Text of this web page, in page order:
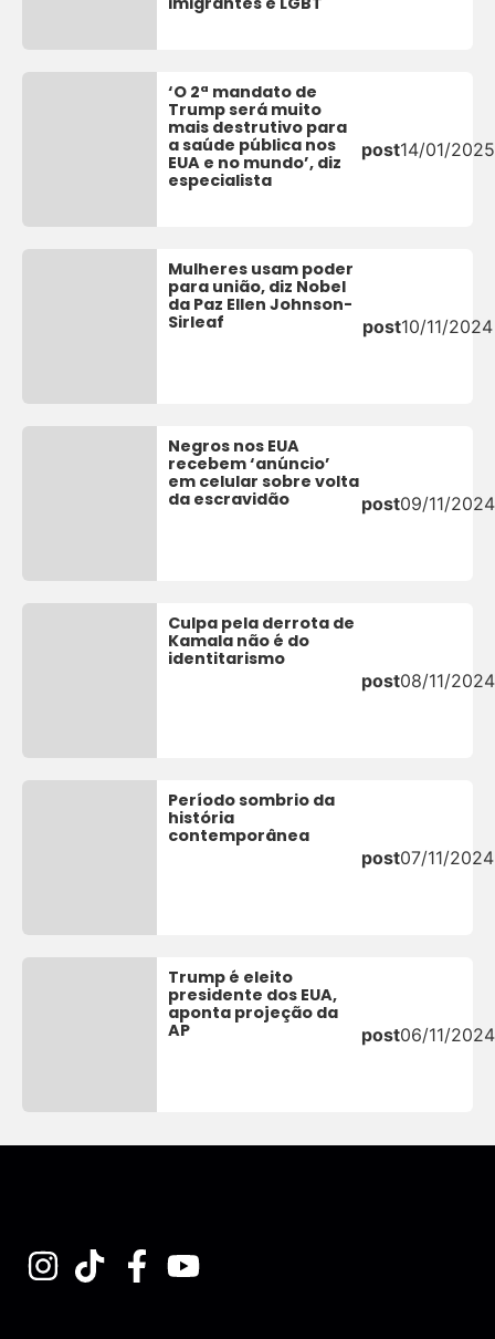
‘O 2ª mandato de
Trump será muito
mais destrutivo para
a saúde pública nos
EUA e no mundo’, diz
especialista
post14/01/2025
Mulheres usam poder
para união, diz Nobel
da Paz Ellen Johnson-
Sirleaf
post10/11/2024
Negros nos EUA
recebem ‘anúncio’
em celular sobre volta
da escravidão
post09/11/2024
Culpa pela derrota de
Kamala não é do
identitarismo
post08/11/2024
Período sombrio da
história
contemporânea
post07/11/2024
Trump é eleito
presidente dos EUA,
aponta projeção da
AP
post06/11/2024